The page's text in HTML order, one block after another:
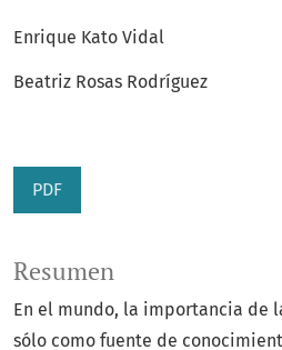
Enrique Kato Vidal
Beatriz Rosas Rodríguez
PDF
Resumen
En el mundo, la importancia de
sólo como fuente de